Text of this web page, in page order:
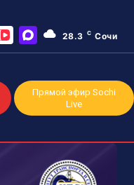
28.3 C Сочи
Прямой эфир Sochi
Live